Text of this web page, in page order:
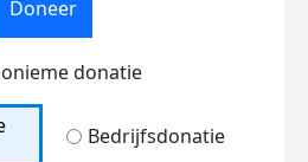
Doneer
donatie
Bedrijfsdonatie